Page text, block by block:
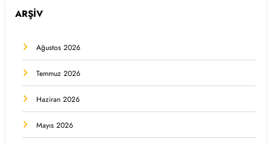
ARŞİV
Ağustos 2026
Temmuz 2026
Haziran 2026
Mayıs 2026